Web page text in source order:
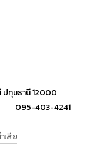
ปทุมธานี 12000
095-403-4241
เสีย